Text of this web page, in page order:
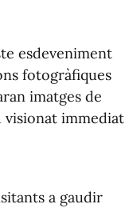
esdeveniment
fotogràfiques
imatges de
visionat immediat
a gaudir